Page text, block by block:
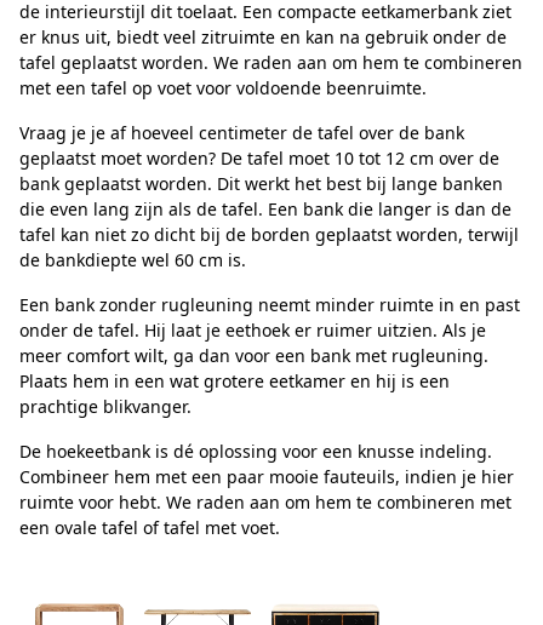
de interieurstijl dit toelaat. Een compacte eetkamerbank ziet
er knus uit, biedt veel zitruimte en kan na gebruik onder de
tafel geplaatst worden. We raden aan om hem te combineren
met een tafel op voet voor voldoende beenruimte.
Vraag je je af hoeveel centimeter de tafel over de bank
geplaatst moet worden? De tafel moet 10 tot 12 cm over de
bank geplaatst worden. Dit werkt het best bij lange banken
die even lang zijn als de tafel. Een bank die langer is dan de
tafel kan niet zo dicht bij de borden geplaatst worden, terwijl
de bankdiepte wel 60 cm is.
Een bank zonder rugleuning neemt minder ruimte in en past
onder de tafel. Hij laat je eethoek er ruimer uitzien. Als je
meer comfort wilt, ga dan voor een bank met rugleuning.
Plaats hem in een wat grotere eetkamer en hij is een
prachtige blikvanger.
De hoekeetbank is dé oplossing voor een knusse indeling.
Combineer hem met een paar mooie fauteuils, indien je hier
ruimte voor hebt. We raden aan om hem te combineren met
een ovale tafel of tafel met voet.